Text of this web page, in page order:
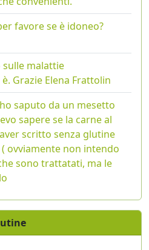
favore se è idoneo?
sulle malattie
Grazie Elena Frattolin
saputo da un mesetto
sapere se la carne al
scritto senza glutine
ovviamente non intendo
sono trattatati, ma le